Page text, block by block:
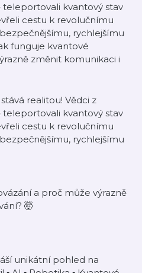
kvantový stav
cestu k revolučnímu
rychlejšímu
funguje kvantové
změnit komunikaci i
realitou! Vědci z
kvantový stav
cestu k revolučnímu
rychlejšímu
a proč může výrazně
🤯
unikátní pohled na